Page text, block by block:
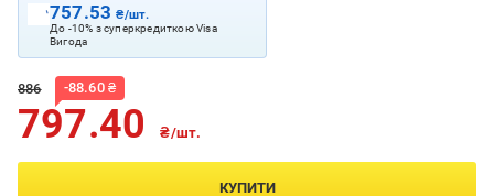
757.53₴/шт.
До -10% з суперкредиткою Visa
Вигода
886 -88.60₴
797.40 ₴/шт.
КУПИТИ